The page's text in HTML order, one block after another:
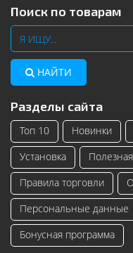
Поиск по товарам
НАЙТИ
Разделы сайта
Топ 10 Новинки
Установка
Правила торговли
Персональные данные
Бонусная программа